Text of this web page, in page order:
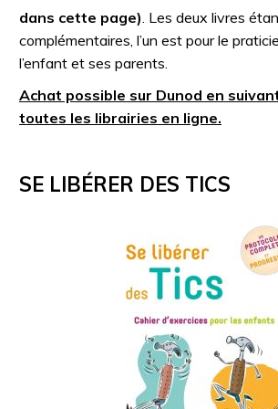
dans cette page) . Les deux livres
complémentaires, l’un est pour le
l’enfant et ses parents.
Achat possible sur Dunod en
toutes les librairies en ligne.
SE LIBÉRER DES TICS